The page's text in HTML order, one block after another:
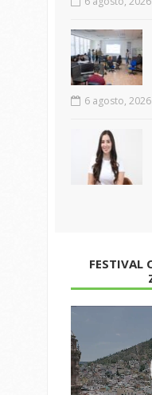
6 agosto, 2026
FESTIVAL
de
vídeo